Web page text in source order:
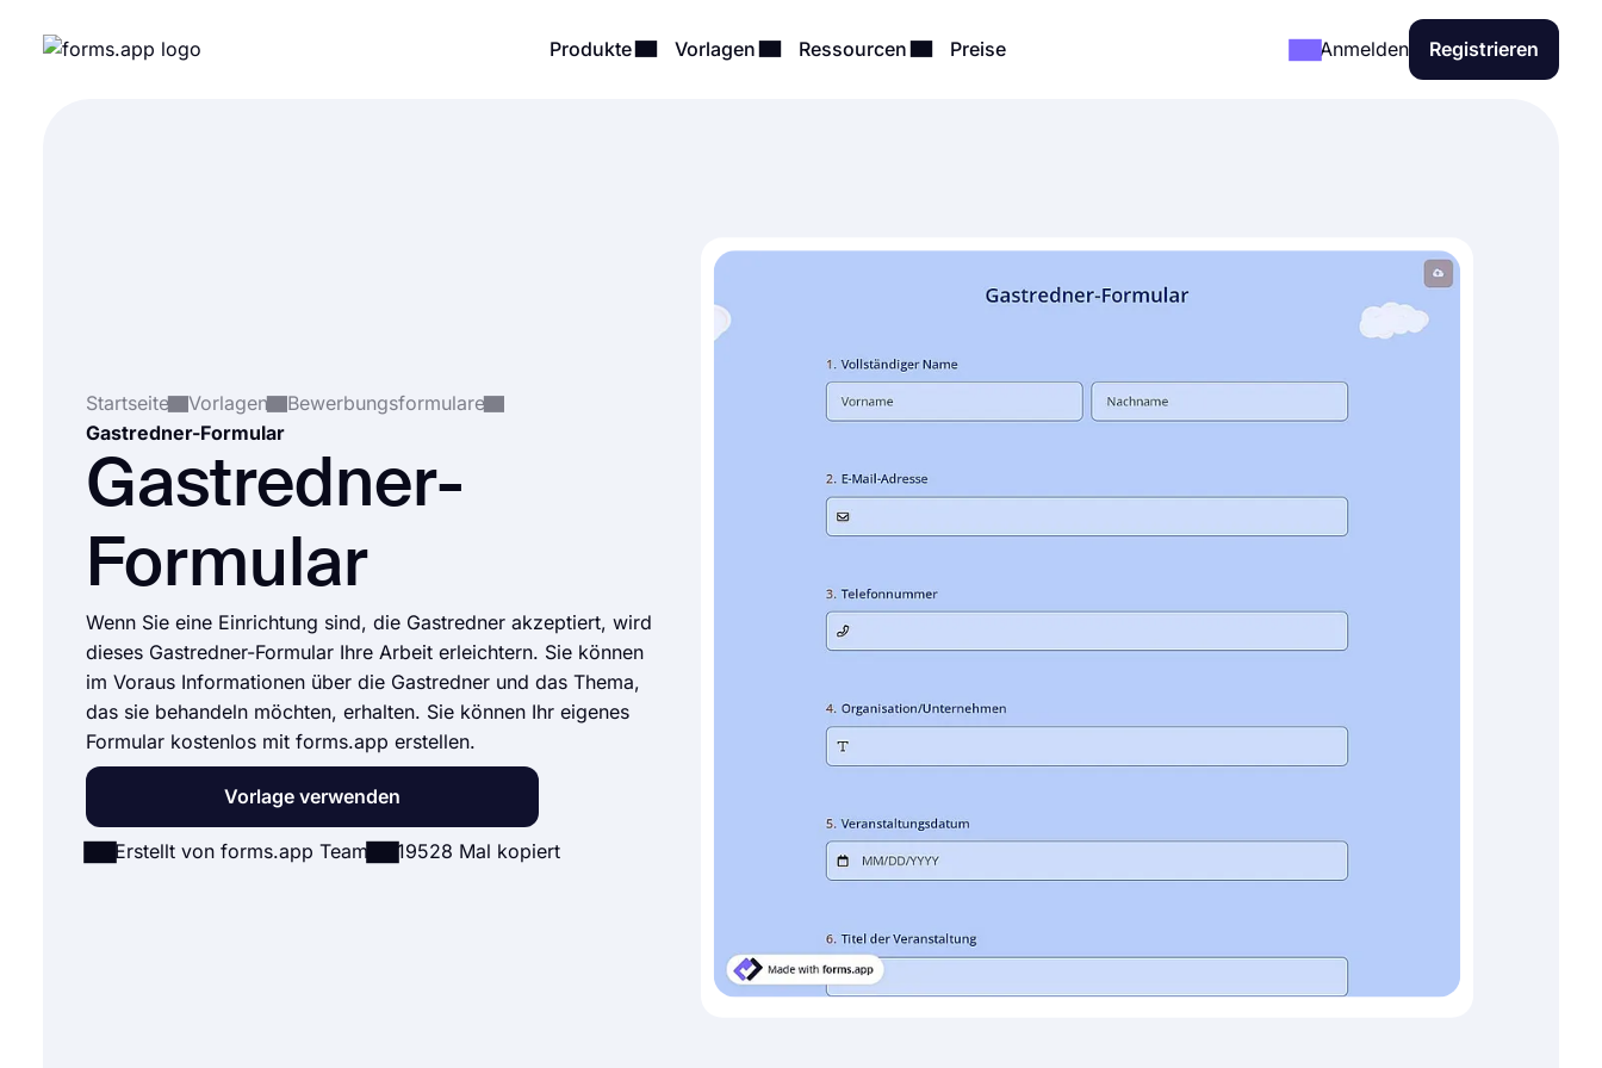
Produkte Vorlagen Ressourcen Preise Anmelden Registrieren
Startseite Vorlagen
Bewerbungsformulare
Gastredner-Formular
Gastredner-
Formular
Wenn Sie eine Einrichtung sind, die Gastredner akzeptiert, wird
dieses Gastredner-Formular Ihre Arbeit erleichtern. Sie können
im Voraus Informationen über die Gastredner und das Thema,
das sie behandeln möchten, erhalten. Sie können Ihr eigenes
Formular kostenlos mit forms.app erstellen.
Vorlage verwenden
Erstellt von forms.app Team 19528 Mal kopiert